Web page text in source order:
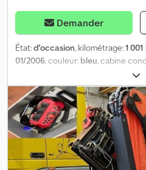
Demander
État:d'occasion, kilométrage:1
01/2006, couleur: bleu, cabine
, Année de
grue, verrouillage centralisé,
Bovenden, grue arrière, arrêt
repliable, stabilisateurs
rallonges hydrauliques.
42502-D avec commande à
Diagramme de charge : max. 13 140
430 kg, 7,8 m - 4 650 kg, 9,9 m - 3